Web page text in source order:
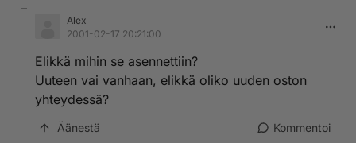
Alex
2001-02-17 20:21:00
Elikkä mihin se asennettiin?
Uuteen vai vanhaan, elikkä oliko uuden oston
yhteydessä?
Äänestä Kommentoi